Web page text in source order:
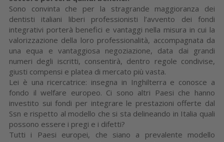
Sono convinta che per la stragrande maggioranza dei
dentisti italiani liberi professionisti l’avvento dei fondi
integrativi porterà benefici e vantaggi nella misura in cui la
valorizzazione della loro professionalità, accompagnata da
una equa e vantaggiosa negoziazione, data dai grandi
numeri degli iscritti, consentirà, dentro regole condivise,
giusti compensi e platea di mercato più vasta.
Lei è una ricercatrice: insegna in Inghilterra e conosce a
fondo il welfare europeo. Ci sono altri Paesi che hanno
investito sui fondi per integrare le prestazioni offerte dal
Ssn e rispetto al modello che si sta delineando in Italia quali
possono essere i pregi e i difetti?
Tutti i Paesi europei, che siano a prevalente modello